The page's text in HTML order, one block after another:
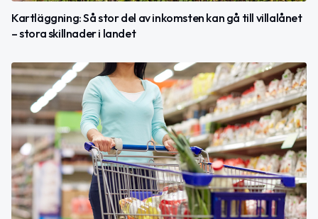
Kartläggning: Så stor del av inkomsten kan gå till villalånet
– stora skillnader i landet